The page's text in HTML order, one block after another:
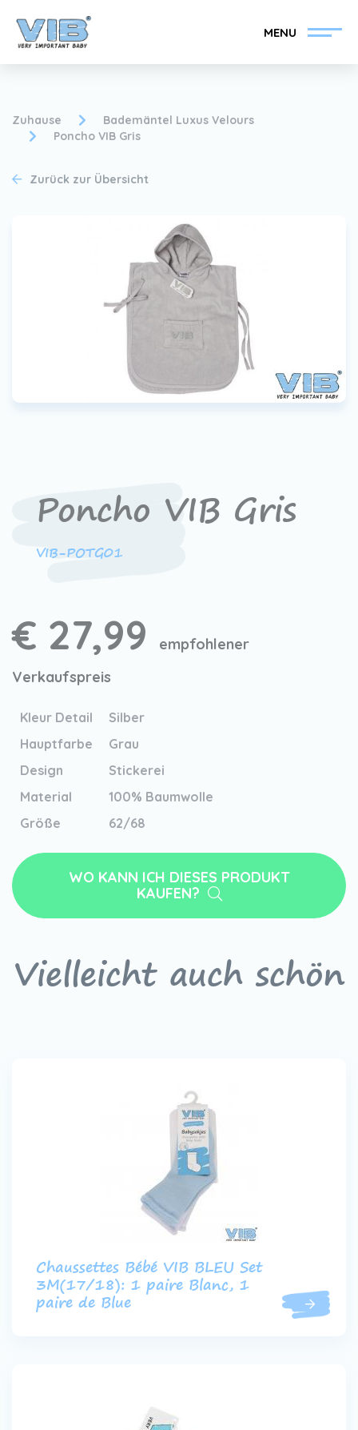
MENU
VIB®-Händler werden
Über VIB®
Finden Sie Ihren VIB®-
Händler
VIB®-Händler werden
Zuhause
Bademäntel Luxus Velours
Poncho VIB Gris
Zurück zur Übersicht
Poncho VIB Gris
VIB-POTG01
€ 27,99
empfohlener
Verkaufspreis
Kleur Detail
Silber
Hauptfarbe
Grau
Design
Stickerei
Material
100% Baumwolle
Größe
62/68
WO KANN ICH DIESES PRODUKT
KAUFEN?
Vielleicht auch schön
Chaussettes Bébé VIB BLEU Set
3M(17/18): 1 paire Blanc, 1
paire de Blue